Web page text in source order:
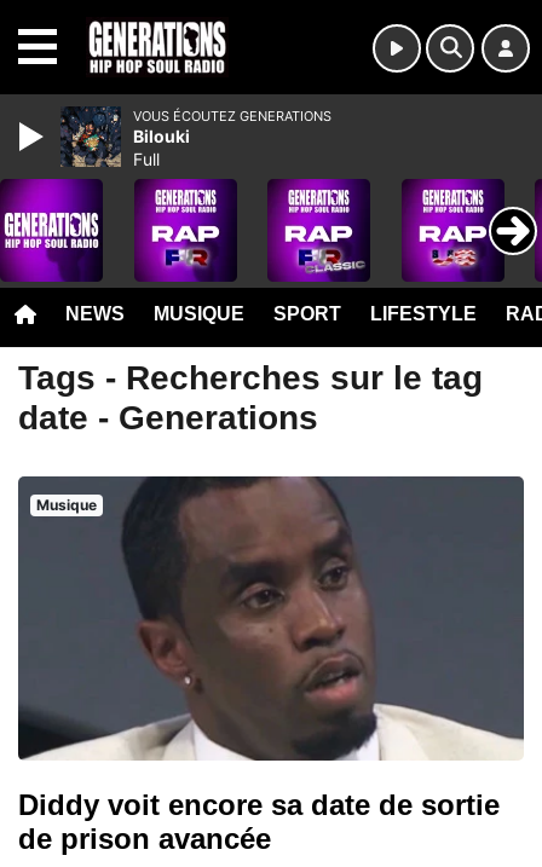
NEWS MUSIQUE SPORT LIFESTYLE
Tags - Recherches sur le tag
date - Generations
Musique
Diddy voit encore sa date de sortie
de prison avancée
VOUS ÉCOUTEZ GENERATIONS
Bilouki
Full